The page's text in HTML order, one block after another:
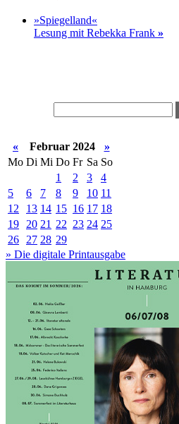
»Spiegelland«
Lesung mit Rebekka Frank »
« Februar 2024
»
Mo Di Mi Do Fr Sa So
1
2 3
4
5
6 7 8 9 10 11
12
13 14 15 16 17 18
19
20 21 22 23 24 25
26
27 28 29
» Die digitale Printausgabe